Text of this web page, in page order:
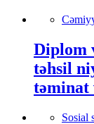
Diplom
təhsil
Sosial